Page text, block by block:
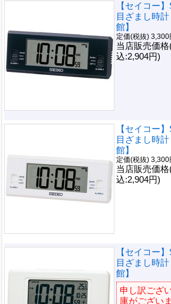
【セイコー
目ざまし時
館】
定価(税抜) 3,300
当店販売価
込:2,904円)
【セイコー
目ざまし時
館】
定価(税抜) 3,300
当店販売価
込:2,904円)
【セイコー
目ざまし時
館】
申し訳ござ
庫がござい